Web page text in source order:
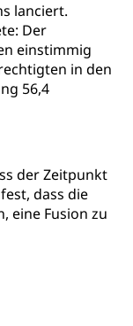
lanciert.
Der
einstimmig
in den
56,4
der Zeitpunkt
dass die
eine Fusion zu